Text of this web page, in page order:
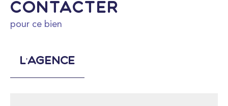
Contacter
pour ce bien
L'agence